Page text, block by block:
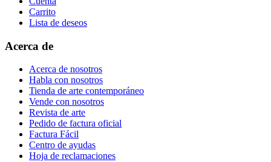
Carrito
Lista de deseos
Acerca de
Acerca de nosotros
Habla con nosotros
Tienda de arte contemporáneo
Vende con nosotros
Revista de arte
Pedido de factura oficial
Factura Fácil
Centro de ayudas
Hoja de reclamaciones